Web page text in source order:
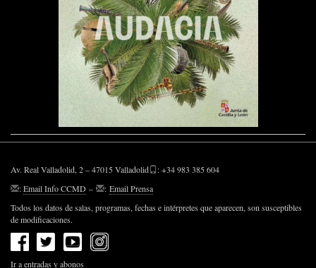
Av. Real Valladolid, 2 – 47015 Valladolid
: +34 983 385 604
:Email Info CCMD – : Email Prensa
Todos los datos de salas, programas, fechas e intérpretes que aparecen, son susceptibles
de modificaciones.
Ir a entradas y abonos